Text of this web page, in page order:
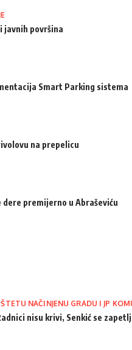
javnih površina
Smart Parking sistema
na prepelicu
premijerno u Abraševiću
NAČINJENU GRADU I JP
nisu krivi, Senkić se